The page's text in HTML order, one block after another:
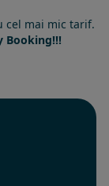
cel mai mic tarif.
Booking!!!